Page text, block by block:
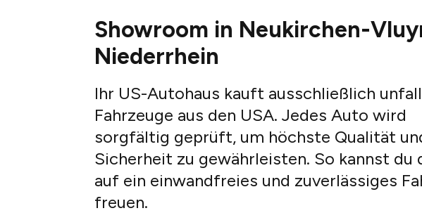
Showroom in Neukirchen-
Niederrhein
Ihr US-Autohaus kauft ausschließlich
Fahrzeuge aus den USA. Jedes Auto wird
sorgfältig geprüft, um höchste Qualität
Sicherheit zu gewährleisten. So kannst du
auf ein einwandfreies und zuverlässiges
freuen.